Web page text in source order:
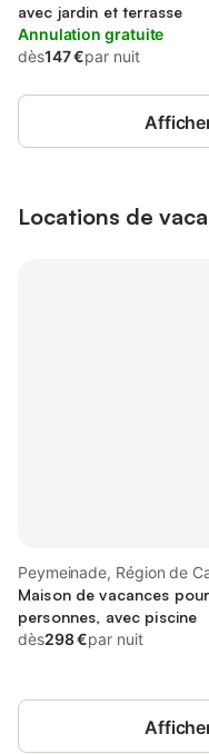
avec jardin et terrasse
Annulation gratuite
dès147 €par nuit
Locations de
Peymeinade, Région de
Maison de vacances
personnes, avec piscine
dès298 €par nuit